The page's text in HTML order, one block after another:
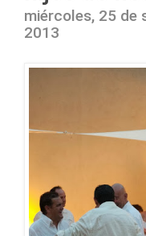
miércoles, 25 de
2013